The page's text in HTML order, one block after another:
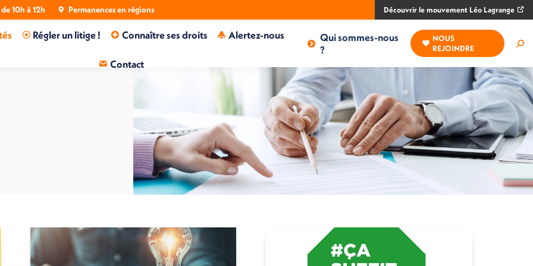
10h à 12h Permanences en régions Découvrir le mouvement Léo Lagrange
Régler un litige ! Connaître ses droits Alertez-nous
Contact
Qui sommes-nous
?
NOUS
REJOINDRE